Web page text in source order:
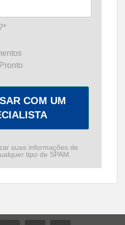
COM UM
suas informações de
tipo de SPAM.